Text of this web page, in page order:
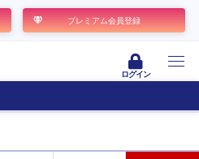
プレミアム会員登録
ログイン